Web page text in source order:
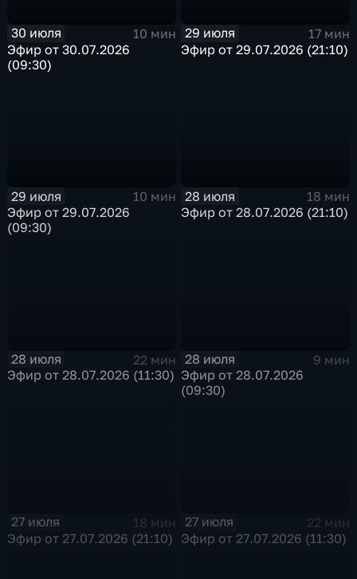
30 июля
10 мин
Эфир от 30.07.2026
(09:30)
29 июля
17 мин
Эфир от 29.07.2026 (21:10)
29 июля
10 мин
Эфир от 29.07.2026
(09:30)
28 июля
18 мин
Эфир от 28.07.2026 (21:10)
28 июля
22 мин
Эфир от 28.07.2026 (11:30)
28 июля
9 мин
Эфир от 28.07.2026
(09:30)
27 июля
18 мин
Эфир от 27.07.2026 (21:10)
27 июля
22 мин
Эфир от 27.07.2026 (11:30)